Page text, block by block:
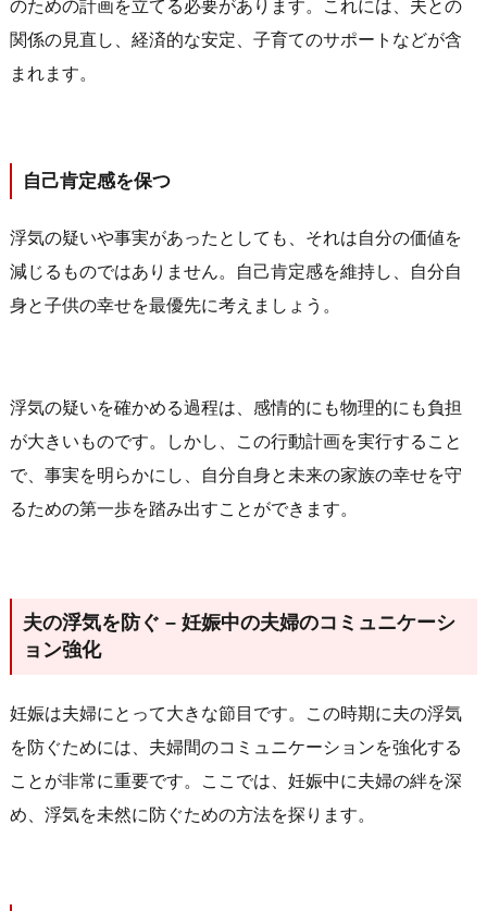
のための計画を立てる必要があります。これには、夫との
関係の見直し、経済的な安定、子育てのサポートなどが含
まれます。
自己肯定感を保つ
浮気の疑いや事実があったとしても、それは自分の価値を
減じるものではありません。自己肯定感を維持し、自分自
身と子供の幸せを最優先に考えましょう。
浮気の疑いを確かめる過程は、感情的にも物理的にも負担
が大きいものです。しかし、この行動計画を実行すること
で、事実を明らかにし、自分自身と未来の家族の幸せを守
るための第一歩を踏み出すことができます。
夫の浮気を防ぐ – 妊娠中の夫婦のコミュニケーシ
ョン強化
妊娠は夫婦にとって大きな節目です。この時期に夫の浮気
を防ぐためには、夫婦間のコミュニケーションを強化する
ことが非常に重要です。ここでは、妊娠中に夫婦の絆を深
め、浮気を未然に防ぐための方法を探ります。